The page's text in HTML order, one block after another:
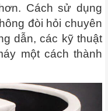
Cách sử dụng
đòi hỏi chuyên
dẫn, các kỹ thuật
một cách thành